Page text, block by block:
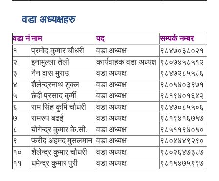
वडा अध्यक्षहरु
वडा नंनाम पद
सम्पर्क नम्बर
१
प्रमोद कुमार चौधरी वडा अध्यक्ष
९८४७०३८०२१
२
इनामुल्ला तेली कार्यवाहक वडा अध्यक्ष ९८०७४५८५१२
३
नैन दास मुराउ वडा अध्यक्ष
९८४७२८५५८६
४
शैलेन्द्रनाथ शुक्ल वडा अध्यक्ष
९८०५४०३९७१
५
छेदी प्रसाद कुर्मी वडा अध्यक्ष
९८१९४०१६४२
६
राम सिंह कुर्मि चौधरी वडा अध्यक्ष
९८४७०८५५०६
७
रामरुप बढई वडा अध्यक्ष
९८१९४१६७५७
८
योगेन्द्र कुमार के.सी. वडा अध्यक्ष
९८५११९४०५०
९
फरीद अहमद मुसलमान वडा अध्यक्ष
९८०४४४९२९०
१०
शैलेन्द्र कुमार चौधरी वडा अध्यक्ष
९८०२६४७३८७
११
धमेन्द्र कुमार पुरी वडा अध्यक्ष ९८१५४७५९९७